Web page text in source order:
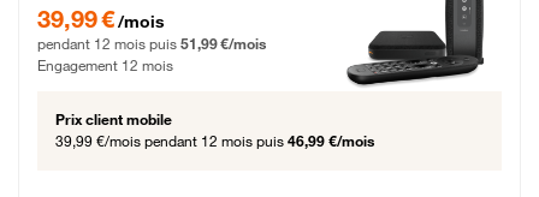
39,99 € par mois pendant 12 mois puis 51,99 € par mois, Engagement 12 mois
39,99 €/mois
pendant 12 mois puis 51,99 €/mois
Engagement 12 mois
Prix client mobile
39,99 €/mois pendant 12 mois puis 46,99 €/mois